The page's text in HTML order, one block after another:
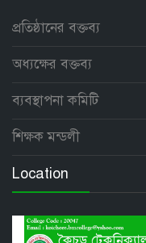
প্রতিষ্ঠানের বক্তব্য
অধ্যক্ষের বক্তব্য
ব্যবস্থাপনা কমিটি
শিক্ষক মন্ডলী
Location